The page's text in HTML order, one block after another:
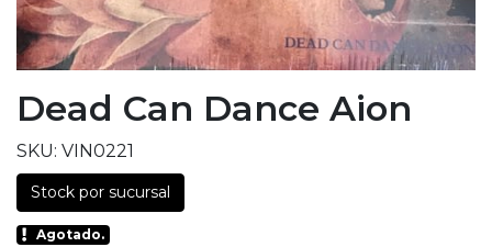
Dead Can Dance Aion
SKU: VIN0221
Stock por sucursal
Agotado.